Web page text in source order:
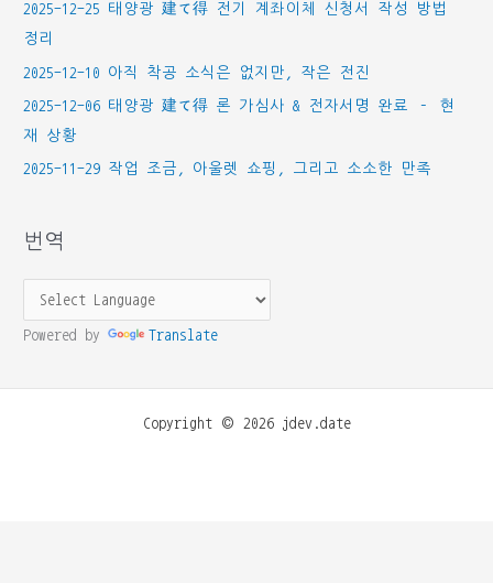
2025-12-25 태양광 建て得 전기 계좌이체 신청서 작성 방법
정리
2025-12-10 아직 착공 소식은 없지만, 작은 전진
2025-12-06 태양광 建て得 론 가심사 & 전자서명 완료 – 현
재 상황
2025-11-29 작업 조금, 아울렛 쇼핑, 그리고 소소한 만족
번역
Powered by Translate
Copyright © 2026 jdev.date